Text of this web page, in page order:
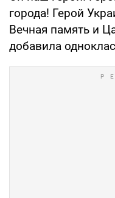
города! Герой
Вечная память и
добавила